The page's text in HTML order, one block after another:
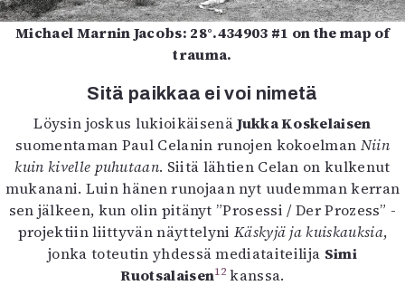
Michael Marnin Jacobs: 28°.434903 #1 on the map of
trauma.
Sitä paikkaa ei voi nimetä
Löysin joskus lukioikäisenäJukka Koskelaisen
suomentaman Paul Celanin runojen kokoelman Niin
kuin kivelle puhutaan. Siitä lähtien Celan on kulkenut
mukanani. Luin hänen runojaan nyt uudemman kerran
sen jälkeen, kun olin pitänyt ”Prosessi / Der Prozess” -
projektiin liittyvän näyttelyni Käskyjä ja kuiskauksia,
jonka toteutin yhdessä mediataiteilija Simi
Ruotsalaisen12kanssa.